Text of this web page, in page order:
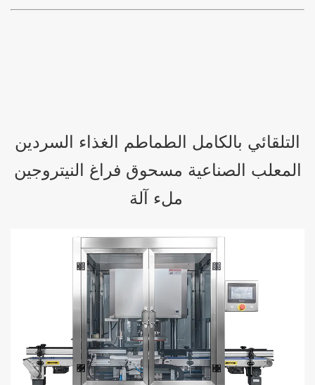
التلقائي بالكامل الطماطم الغذاء السردين
المعلب الصناعية مسحوق فراغ النيتروجين
ملء آلة